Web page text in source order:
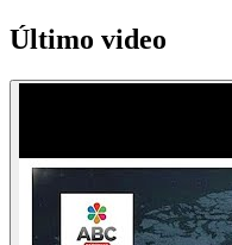
Último video